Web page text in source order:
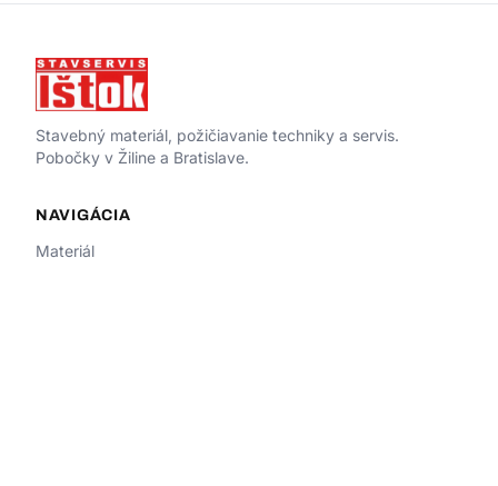
Stavebný materiál, požičiavanie techniky a servis.
Pobočky v Žiline a Bratislave.
NAVIGÁCIA
Materiál